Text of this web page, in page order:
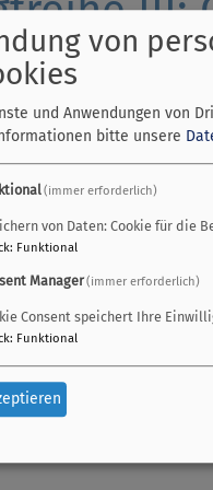
III:
da?
Sinn und Zweck?
Traumkirche aus?
am 21. Juni
wer möchte, eine
Sie wenn möglich
wir den Gottesdienst in
Gottesdienst im Life-
von
und Anwendungen von
bitte unsere
(immer erforderlich)
von Daten: Cookie für die
: Funktional
Manager(immer erforderlich)
Consent speichert Ihre
: Funktional